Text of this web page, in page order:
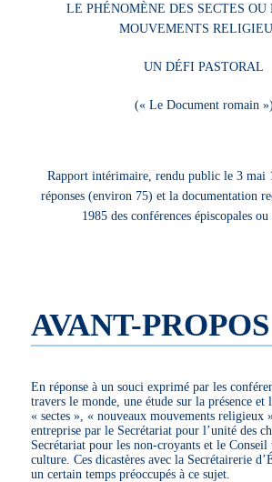
LE PHÉNOMÈNE DES SECTES
MOUVEMENTS
UN DÉFI PASTORAL
(« Le Document romain »)
Rapport intérimaire, rendu public le 3 mai
réponses (environ 75) et la documentation
1985 des conférences épiscopales
AVANT-PROPOS
En réponse à un souci exprimé par les
travers le monde, une étude sur la présence et
« sectes », « nouveaux mouvements
entreprise par le Secrétariat pour l’unité des
Secrétariat pour les non-croyants et le
culture. Ces dicastères avec la Secrétairerie
un certain temps préoccupés à ce sujet.